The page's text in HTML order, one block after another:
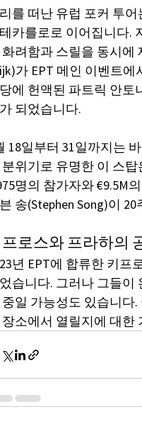
를 떠난 유럽 포커 투
카를로로 이어집니다.
화려함과 스릴을 동시에
가 EPT 메인 이벤트
에 헌액된 파트릭 안토
되었습니다.
18일부터 31일까지는
분위기로 유명한 이 스
명의 참가자와 €9.5M
송(Stephen Song)이
로스와 프라하의
년 EPT에 합류한 키프
습니다. 그러나 그들이
일 가능성도 있습니다
장소에서 열릴지에 대한